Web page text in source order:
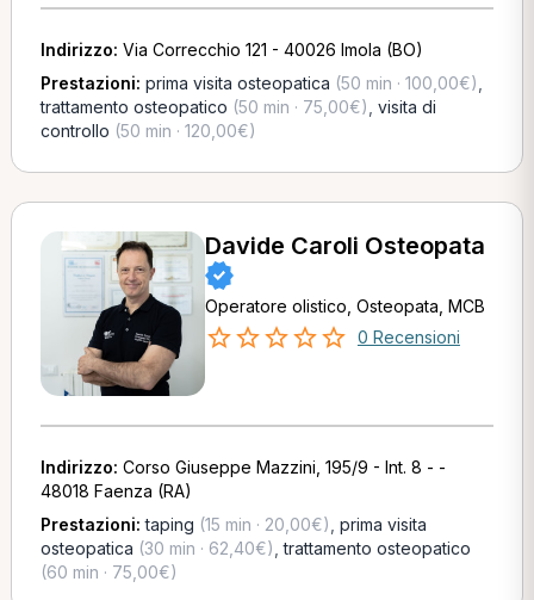
Indirizzo: Via Correcchio 121 - 40026 Imola (BO)
Prestazioni: prima visita osteopatica (50 min · 100,00€)
trattamento osteopatico (50 min · 75,00€) visita di
controllo (50 min · 120,00€)
Davide Caroli Osteopata
Operatore olistico, Osteopata, MCB
0 Recensioni
Indirizzo: Corso Giuseppe Mazzini, 195/9 - Int. 8 - -
48018 Faenza (RA)
Prestazioni:taping (15 min · 20,00€) prima visita
osteopatica (30 min · 62,40€) ,trattamento osteopatico
(60 min · 75,00€)